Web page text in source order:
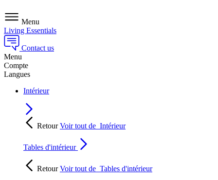
Menu
Living Essentials
Contact us
Menu
Compte
Langues
Intérieur
RetourVoir tout de Intérieur
Tables d'intérieur
RetourVoir tout de Tables d'intérieur